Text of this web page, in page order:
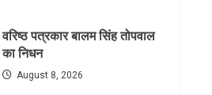
वरिष्ठ पत्रकार बालम सिंह तोपवाल
का निधन
August 8, 2026